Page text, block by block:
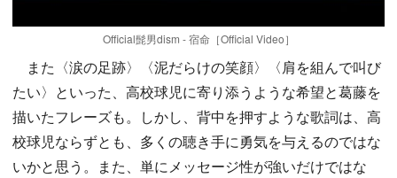
Official髭男dism - 宿命［Official Video］
また〈涙の足跡〉〈泥だらけの笑顔〉〈肩を組んで叫び
たい〉といった、高校球児に寄り添うような希望と葛藤を
描いたフレーズも。しかし、背中を押すような歌詞は、高
校球児ならずとも、多くの聴き手に勇気を与えるのではな
いかと思う。また、単にメッセージ性が強いだけではな